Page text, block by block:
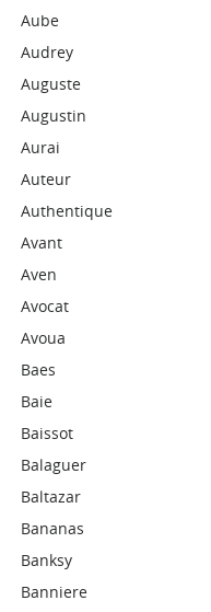
Aube
Audrey
Auguste
Augustin
Aurai
Auteur
Authentique
Avant
Aven
Avocat
Avoua
Baes
Baie
Baissot
Balaguer
Baltazar
Bananas
Banksy
Banniere